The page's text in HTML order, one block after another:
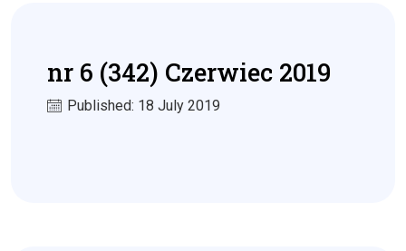
nr 6 (342) Czerwiec 2019
Published: 18 July 2019